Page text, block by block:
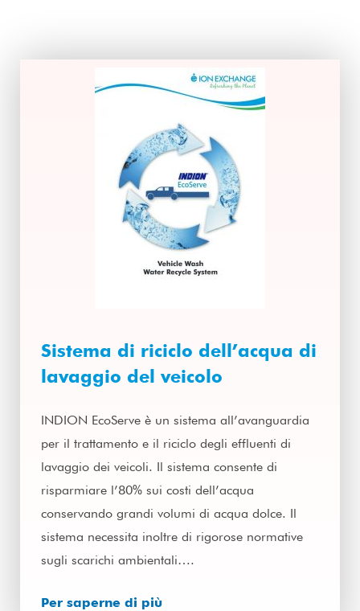
Sistema di riciclo dell’acqua di
lavaggio del veicolo
INDION EcoServe è un sistema all’avanguardia
per il trattamento e il riciclo degli effluenti di
lavaggio dei veicoli. Il sistema consente di
risparmiare l’80% sui costi dell’acqua
conservando grandi volumi di acqua dolce. Il
sistema necessita inoltre di rigorose normative
sugli scarichi ambientali….
Per saperne di più